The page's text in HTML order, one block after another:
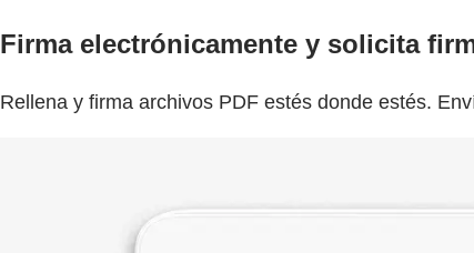
Firma electrónicamente y solicita
Rellena y firma archivos PDF estés donde estés.